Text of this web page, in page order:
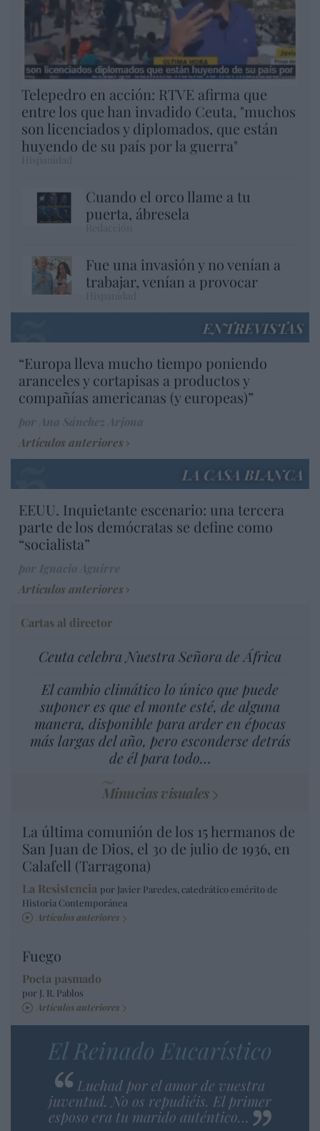
Telepedro en acción: RTVE afirma que
entre los que han invadido Ceuta, "muchos
son licenciados y diplomados, que están
huyendo de su país por la guerra"
Cuando el orco llame a tu
puerta, ábresela
Fue una invasión y no venían a
trabajar, venían a provocar
ENTREVISTAS
“Europa lleva mucho tiempo poniendo
aranceles y cortapisas a productos y
compañías americanas (y europeas)”
Artículos anteriores
LA CASA BLANCA
EEUU. Inquietante escenario: una tercera
parte de los demócratas se define como
“socialista”
Artículos anteriores
Cartas al director
Ceuta celebra Nuestra Señora de África
El cambio climático lo único que puede
suponer es que el monte esté, de alguna
manera, disponible para arder en épocas
más largas del año, pero esconderse detrás
de él para todo…
Minucias visuales
La última comunión de los 15 hermanos de
San Juan de Dios, el 30 de julio de 1936, en
Calafell (Tarragona)
La Resistencia por Javier Paredes, catedrático emérito de
Historia Contemporánea
Artículos anteriores
Fuego
Poeta pasmado
por J. R. Pablos
Artículos anteriores
El Reinado Eucarístico
Luchad por el amor de vuestra
juventud. No os repudiéis. El primer
esposo era tu marido auténtico…